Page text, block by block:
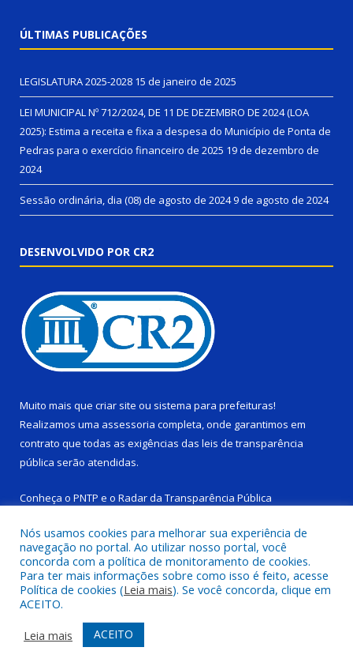
ÚLTIMAS PUBLICAÇÕES
LEGISLATURA 2025-2028 15 de janeiro de 2025
LEI MUNICIPAL Nº 712/2024, DE 11 DE DEZEMBRO DE 2024 (LOA
2025): Estima a receita e fixa a despesa do Município de Ponta de
Pedras para o exercício financeiro de 2025 19 de dezembro de
2024
Sessão ordinária, dia (08) de agosto de 20249 de agosto de 2024
DESENVOLVIDO POR CR2
Muito mais que criar site ou sistema para prefeituras!
Realizamos uma assessoria completa, onde garantimos em
contrato que todas as exigências das leis de transparência
pública serão atendidas.
Conheça o PNTP e o Radar da Transparência Pública
Todos os direitos reservados a Câmara Municipal de Ponta de
Pedras.
Mapa do Site
Acessar Área Administrativa
Acessar Webmail
Nós usamos cookies para melhorar sua experiência de
navegação no portal. Ao utilizar nosso portal, você
concorda com a política de monitoramento de cookies.
Para ter mais informações sobre como isso é feito, acesse
Política de cookies (Leia mais). Se você concorda, clique em
ACEITO.
Leia mais
ACEITO